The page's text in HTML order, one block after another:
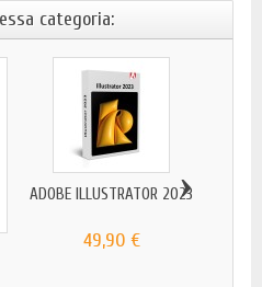
categoria:
ADOBE ILLUSTRATOR 2023
49,90 €
›